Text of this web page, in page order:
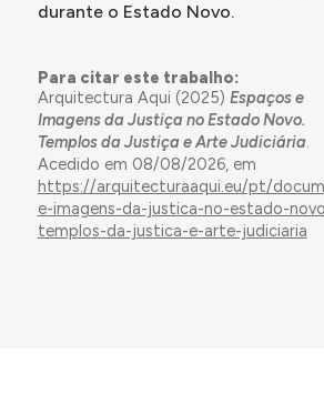
durante o Estado Novo.
Para citar este trabalho:
Arquitectura Aqui (2025) Espaços e
Imagens da Justiça no Estado Novo.
Templos da Justiça e Arte Judiciária.
Acedido em 08/08/2026, em
https://arquitecturaaqui.eu/pt/
e-imagens-da-justica-no-estado-
templos-da-justica-e-arte-judiciaria